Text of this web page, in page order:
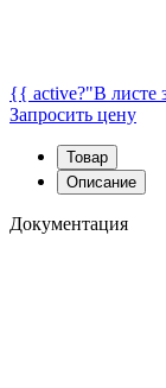
{{ active?"В листе
Запросить цену
Товар
Описание
Документация